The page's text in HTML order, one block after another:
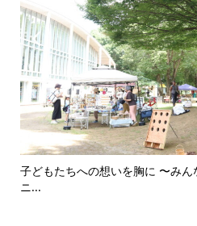

子どもたちへの想いを胸に 〜み
ニ...